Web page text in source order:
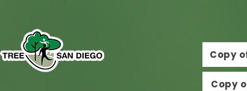
Copy
Copy